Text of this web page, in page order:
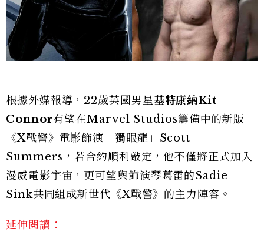
根據外媒報導，22歲英國男星基特康納Kit
Connor有望在Marvel Studios籌備中的新版
《X戰警》電影飾演「獨眼龍」Scott
Summers，若合約順利敲定，他不僅將正式加入
漫威電影宇宙，更可望與飾演琴葛雷的Sadie
Sink共同組成新世代《X戰警》的主力陣容。
延伸閱讀：